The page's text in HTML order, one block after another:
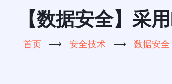
【数据安全】采
首页 ⟶ 安全技术 ⟶ 数据安全